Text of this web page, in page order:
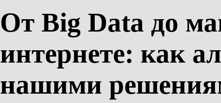
От Big Data до
интернете: как
нашими